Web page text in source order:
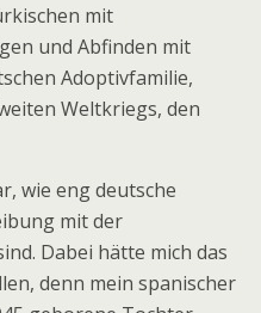
mit
und Abfinden mit
Adoptivfamilie,
Weltkriegs, den
wie eng deutsche
mit der
Dabei hätte mich das
denn mein spanischer